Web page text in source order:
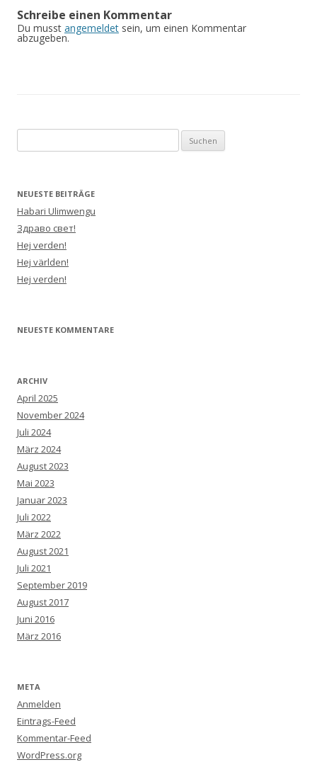
Schreibe einen Kommentar
Du musst angemeldet sein, um einen Kommentar
abzugeben.
nach:
NEUESTE BEITRÄGE
Habari Ulimwengu
Здраво свет!
Hej verden!
Hej världen!
Hej verden!
NEUESTE KOMMENTARE
ARCHIV
April 2025
November 2024
Juli 2024
März 2024
August 2023
Mai 2023
Januar 2023
Juli 2022
März 2022
August 2021
Juli 2021
September 2019
August 2017
Juni 2016
März 2016
META
Anmelden
Eintrags-Feed
Kommentar-Feed
WordPress.org